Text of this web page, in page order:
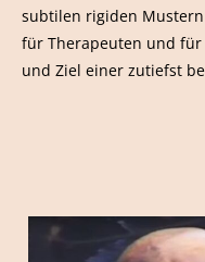
subtilen rigiden
für Therapeuten und
und Ziel einer zutiefst